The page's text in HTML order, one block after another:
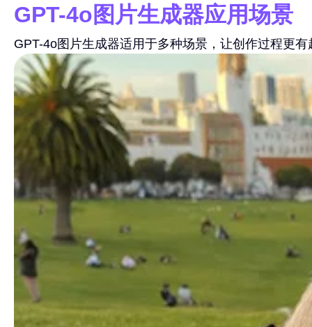
GPT-4o图片生成器应用场景
GPT-4o图片生成器适用于多种场景，让创作过程更有